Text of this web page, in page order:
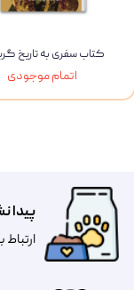
کتاب سفری به تاریخ
اتمام موجودی
پیدا
​​​ارتباط